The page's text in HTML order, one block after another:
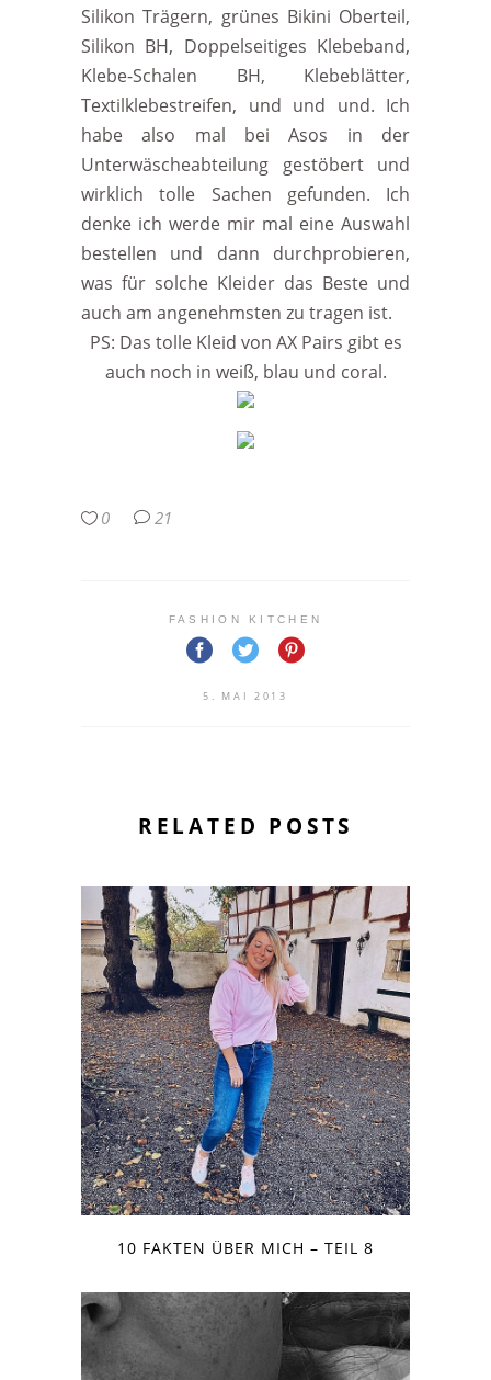
Silikon Trägern, grünes Bikini Oberteil,
Silikon BH, Doppelseitiges Klebeband,
Klebe-Schalen BH, Klebeblätter,
Textilklebestreifen, und und und. Ich
habe also mal bei Asos in der
Unterwäscheabteilung gestöbert und
wirklich tolle Sachen gefunden. Ich
denke ich werde mir mal eine Auswahl
bestellen und dann durchprobieren,
was für solche Kleider das Beste und
auch am angenehmsten zu tragen ist.
PS: Das tolle Kleid von AX Pairs gibt es
auch noch in weiß, blau und coral.
0 21
FASHION KITCHEN
5. MAI 2013
RELATED POSTS
10 FAKTEN ÜBER MICH – TEIL 8